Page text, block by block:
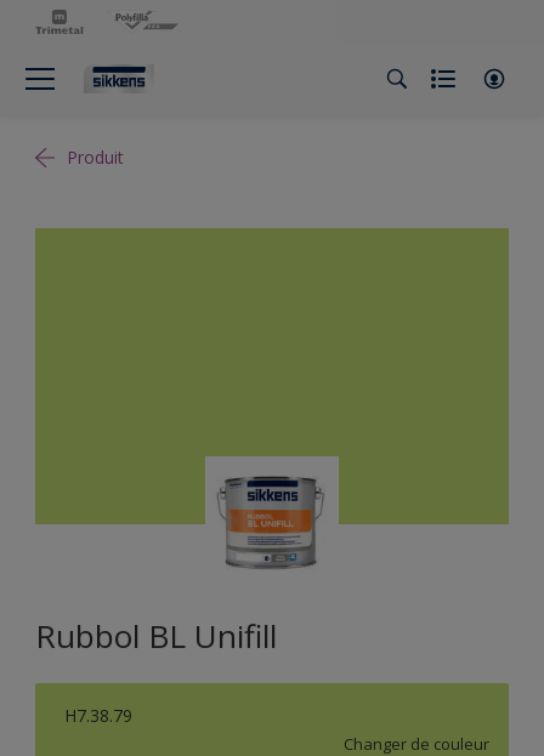
Produit
Rubbol BL Unifill
H7.38.79
Changer de couleur